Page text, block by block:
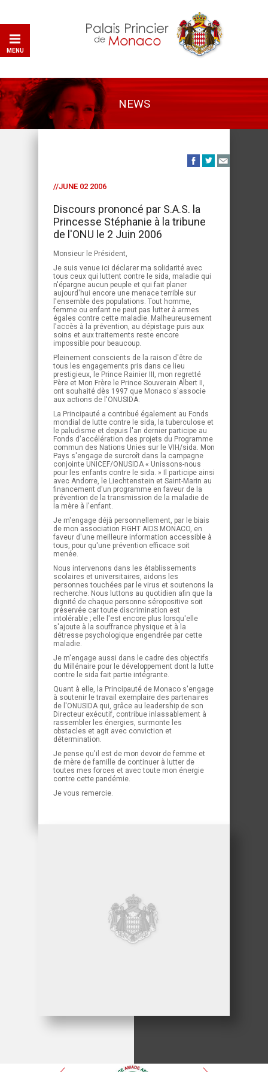
MENU
NEWS
//JUNE 02 2006
Discours prononcé par S.A.S. la
Princesse Stéphanie à la tribune
de l'ONU le 2 Juin 2006
Monsieur le Président,
Je suis venue ici déclarer ma solidarité avec
tous ceux qui luttent contre le sida, maladie qui
n'épargne aucun peuple et qui fait planer
aujourd'hui encore une menace terrible sur
l'ensemble des populations. Tout homme,
femme ou enfant ne peut pas lutter à armes
égales contre cette maladie. Malheureusement
l'accès à la prévention, au dépistage puis aux
soins et aux traitements reste encore
impossible pour beaucoup.
Pleinement conscients de la raison d'être de
tous les engagements pris dans ce lieu
prestigieux, le Prince Rainier III, mon regretté
Père et Mon Frère le Prince Souverain Albert II,
ont souhaité dès 1997 que Monaco s'associe
aux actions de l'ONUSIDA.
La Principauté a contribué également au Fonds
mondial de lutte contre le sida, la tuberculose et
le paludisme et depuis l'an dernier participe au
Fonds d'accélération des projets du Programme
commun des Nations Unies sur le VIH/sida. Mon
Pays s'engage de surcroît dans la campagne
conjointe UNICEF/ONUSIDA « Unissons-nous
pour les enfants contre le sida. » Il participe ainsi
avec Andorre, le Liechtenstein et Saint-Marin au
financement d'un programme en faveur de la
prévention de la transmission de la maladie de
la mère à l'enfant.
Je m'engage déjà personnellement, par le biais
de mon association FIGHT AIDS MONACO, en
faveur d'une meilleure information accessible à
tous, pour qu'une prévention efficace soit
menée.
Nous intervenons dans les établissements
scolaires et universitaires, aidons les
personnes touchées par le virus et soutenons la
recherche. Nous luttons au quotidien afin que la
dignité de chaque personne séropositive soit
préservée car toute discrimination est
intolérable ; elle l'est encore plus lorsqu'elle
s'ajoute à la souffrance physique et à la
détresse psychologique engendrée par cette
maladie.
Je m'engage aussi dans le cadre des objectifs
du Millénaire pour le développement dont la lutte
contre le sida fait partie intégrante.
Quant à elle, la Principauté de Monaco s'engage
à soutenir le travail exemplaire des partenaires
de l'ONUSIDA qui, grâce au leadership de son
Directeur exécutif, contribue inlassablement à
rassembler les énergies, surmonte les
obstacles et agit avec conviction et
détermination.
Je pense qu'il est de mon devoir de femme et
de mère de famille de continuer à lutter de
toutes mes forces et avec toute mon énergie
contre cette pandémie.
Je vous remercie.